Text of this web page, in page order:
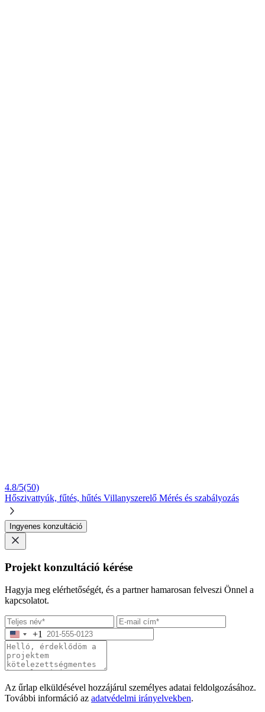
4.8/5(50)
Hőszivattyúk, fűtés, hűtés Villanyszerelő Mérés és szabályozás
Ingyenes konzultáció
Projekt konzultáció kérése
Hagyja meg elérhetőségét, és a partner hamarosan felveszi Önnel a
kapcsolatot.
+1
Az űrlap elküldésével hozzájárul személyes adatai feldolgozásához.
További információ az adatvédelmi irányelvekben.